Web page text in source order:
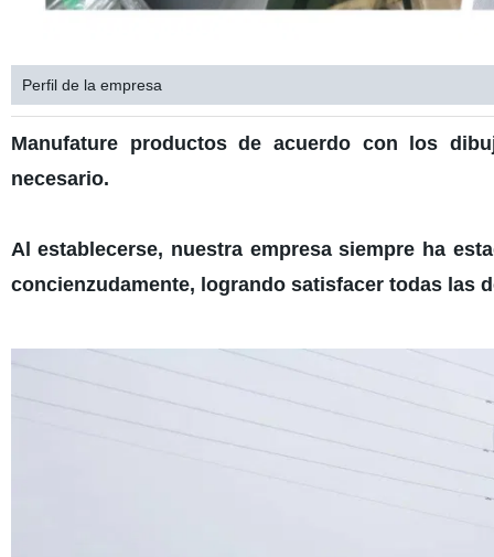
Perfil de la empresa
Manufature productos de acuerdo con los
necesario.
Al establecerse, nuestra empresa siempre ha
concienzudamente, logrando satisfacer todas las